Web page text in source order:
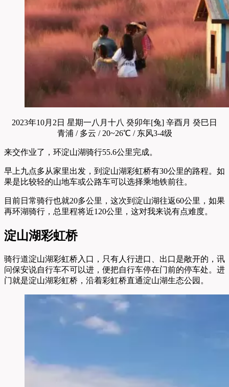
2023年10月2日 星期一八月十八 癸卯年[兔] 辛酉月 癸巳日
青浦 / 多云 / 20~26℃ / 东风3-4级
来交作业了，环淀山湖骑行55.6公里完成。
早上九点多从家里出发，到淀山湖彩虹桥有30公里的路程。如
果是比较轻的山地车或公路车可以选择乘地铁前往。
目前日常骑行也就20多公里，这次到淀山湖往返60公里，如果
再环湖骑行，总里程将近120公里，这对我来说有点难度。
淀山湖彩虹桥
骑行道淀山湖彩虹桥入口，只有人行进口、出口是敞开的，讯
问保安说自行车不可以进，便把自行车停在门前的停车处。进
门就是淀山湖彩虹桥，沿着彩虹桥直通淀山湖生态公园。